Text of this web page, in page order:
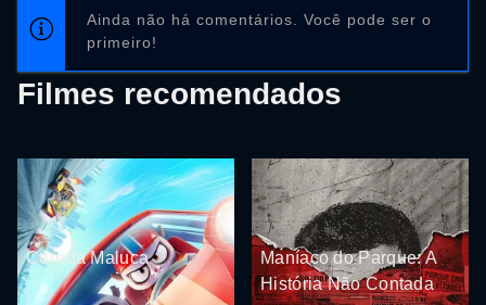
Ainda não há comentários. Você pode ser o
primeiro!
Filmes recomendados
Corrida Maluca
Maníaco do Parque: A
História Não Contada